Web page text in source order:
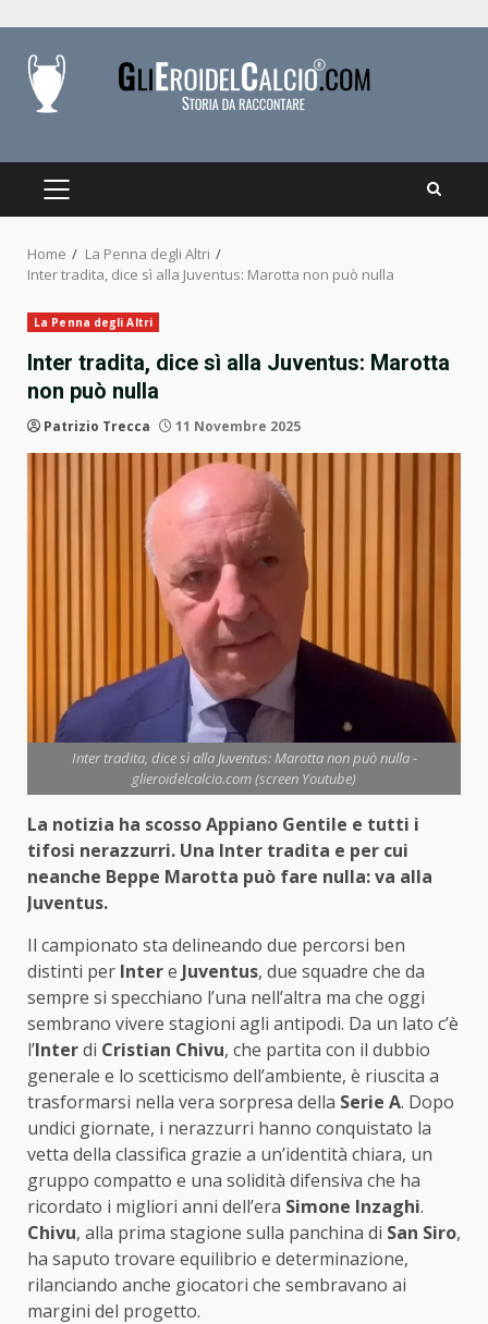
content
PRIMARY
Home
La Penna degli Altri
Inter tradita, dice sì alla Juventus: Marotta non può nulla
La Penna degli Altri
Inter tradita, dice sì alla Juventus: Marotta
non può nulla
Patrizio Trecca 11 Novembre 2025
Inter tradita, dice sì alla Juventus: Marotta non può nulla -
glieroidelcalcio.com (screen Youtube)
La notizia ha scosso Appiano Gentile e tutti i
tifosi nerazzurri. Una Inter tradita e per cui
neanche Beppe Marotta può fare nulla: va alla
Juventus.
Il campionato sta delineando due percorsi ben
distinti per Intere Juventus, due squadre che da
sempre si specchiano l’una nell’altra ma che oggi
sembrano vivere stagioni agli antipodi. Da un lato c’è
l’Interdi Cristian Chivu, che partita con il dubbio
generale e lo scetticismo dell’ambiente, è riuscita a
trasformarsi nella vera sorpresa della Serie A. Dopo
undici giornate, i nerazzurri hanno conquistato la
vetta della classifica grazie a un’identità chiara, un
gruppo compatto e una solidità difensiva che ha
ricordato i migliori anni dell’era Simone Inzaghi.
Chivu, alla prima stagione sulla panchina di San Siro,
ha saputo trovare equilibrio e determinazione,
rilanciando anche giocatori che sembravano ai
margini del progetto.